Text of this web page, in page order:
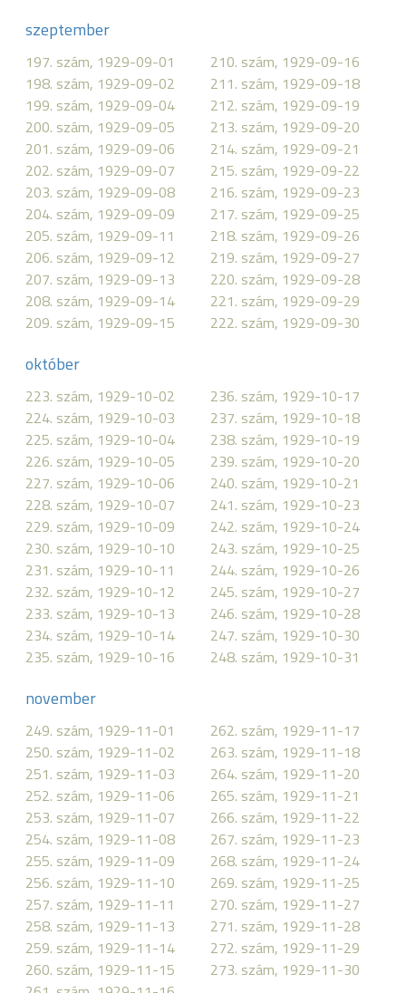
szeptember
197. szám, 1929-09-01
198. szám, 1929-09-02
199. szám, 1929-09-04
200. szám, 1929-09-05
201. szám, 1929-09-06
202. szám, 1929-09-07
203. szám, 1929-09-08
204. szám, 1929-09-09
205. szám, 1929-09-11
206. szám, 1929-09-12
207. szám, 1929-09-13
208. szám, 1929-09-14
209. szám, 1929-09-15
210. szám, 1929-09-16
211. szám, 1929-09-18
212. szám, 1929-09-19
213. szám, 1929-09-20
214. szám, 1929-09-21
215. szám, 1929-09-22
216. szám, 1929-09-23
217. szám, 1929-09-25
218. szám, 1929-09-26
219. szám, 1929-09-27
220. szám, 1929-09-28
221. szám, 1929-09-29
222. szám, 1929-09-30
október
223. szám, 1929-10-02
224. szám, 1929-10-03
225. szám, 1929-10-04
226. szám, 1929-10-05
227. szám, 1929-10-06
228. szám, 1929-10-07
229. szám, 1929-10-09
230. szám, 1929-10-10
231. szám, 1929-10-11
232. szám, 1929-10-12
233. szám, 1929-10-13
234. szám, 1929-10-14
235. szám, 1929-10-16
236. szám, 1929-10-17
237. szám, 1929-10-18
238. szám, 1929-10-19
239. szám, 1929-10-20
240. szám, 1929-10-21
241. szám, 1929-10-23
242. szám, 1929-10-24
243. szám, 1929-10-25
244. szám, 1929-10-26
245. szám, 1929-10-27
246. szám, 1929-10-28
247. szám, 1929-10-30
248. szám, 1929-10-31
november
249. szám, 1929-11-01
250. szám, 1929-11-02
251. szám, 1929-11-03
252. szám, 1929-11-06
253. szám, 1929-11-07
254. szám, 1929-11-08
255. szám, 1929-11-09
256. szám, 1929-11-10
257. szám, 1929-11-11
258. szám, 1929-11-13
259. szám, 1929-11-14
260. szám, 1929-11-15
262. szám, 1929-11-17
263. szám, 1929-11-18
264. szám, 1929-11-20
265. szám, 1929-11-21
266. szám, 1929-11-22
267. szám, 1929-11-23
268. szám, 1929-11-24
269. szám, 1929-11-25
270. szám, 1929-11-27
271. szám, 1929-11-28
272. szám, 1929-11-29
273. szám, 1929-11-30